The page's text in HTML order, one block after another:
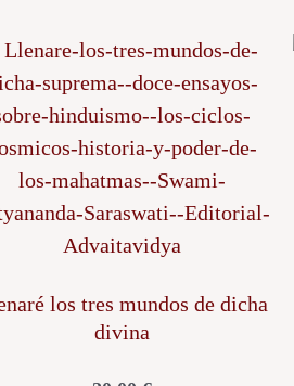
los tres mundos de dicha
divina